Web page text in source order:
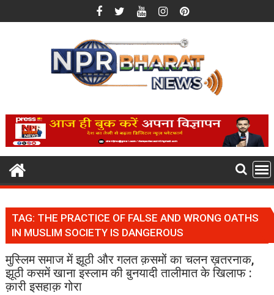
to
TAG: THE PRACTICE OF FALSE AND WRONG OATHS
IN MUSLIM SOCIETY IS DANGEROUS
मुस्लिम समाज में झूठी और गलत क़समों का चलन ख़तरनाक,
झूठी कसमें खाना इस्लाम की बुनयादी तालीमात के खिलाफ :
क़ारी इसहाक़ गोरा